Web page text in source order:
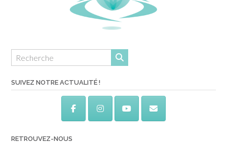
SUIVEZ NOTRE ACTUALITÉ !
RETROUVEZ-NOUS